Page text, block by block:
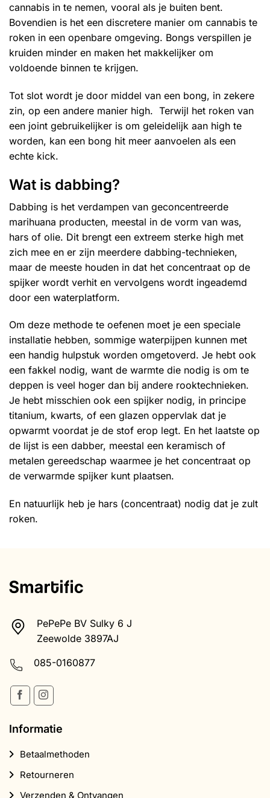
cannabis in te nemen, vooral als je buiten bent.
Bovendien is het een discretere manier om cannabis te
roken in een openbare omgeving. Bongs verspillen je
kruiden minder en maken het makkelijker om
voldoende binnen te krijgen.
Tot slot wordt je door middel van een bong, in zekere
zin, op een andere manier high. Terwijl het roken van
een joint gebruikelijker is om geleidelijk aan high te
worden, kan een bong hit meer aanvoelen als een
echte kick.
Wat is dabbing?
Dabbing is het verdampen van geconcentreerde
marihuana producten, meestal in de vorm van was,
hars of olie. Dit brengt een extreem sterke high met
zich mee en er zijn meerdere dabbing-technieken,
maar de meeste houden in dat het concentraat op de
spijker wordt verhit en vervolgens wordt ingeademd
door een waterplatform.
Om deze methode te oefenen moet je een speciale
installatie hebben, sommige waterpijpen kunnen met
een handig hulpstuk worden omgetoverd. Je hebt ook
een fakkel nodig, want de warmte die nodig is om te
deppen is veel hoger dan bij andere rooktechnieken.
Je hebt misschien ook een spijker nodig, in principe
titanium, kwarts, of een glazen oppervlak dat je
opwarmt voordat je de stof erop legt. En het laatste op
de lijst is een dabber, meestal een keramisch of
metalen gereedschap waarmee je het concentraat op
de verwarmde spijker kunt plaatsen.
En natuurlijk heb je hars (concentraat) nodig dat je zult
roken.
PePePe BV Sulky 6 J
Zeewolde 3897AJ
085-0160877
Informatie
Betaalmethoden
Retourneren
Verzenden & Ontvangen